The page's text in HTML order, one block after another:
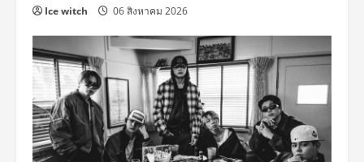
Ice witch 06 สิงหาคม 2026